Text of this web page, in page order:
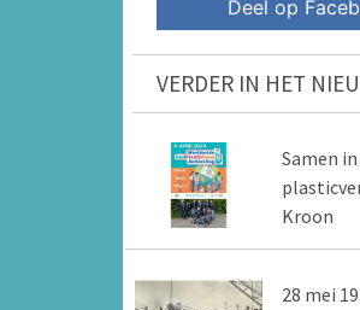
Deel op
VERDER IN HET
Samen
Kroon
28 mei